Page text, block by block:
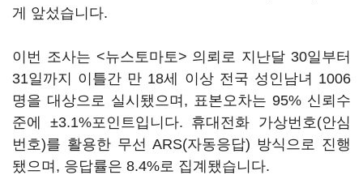
게 앞섰습니다.
이번 조사는 <뉴스토마토> 의뢰로 지난달 30일부터
31일까지 이틀간 만 18세 이상 전국 성인남녀 1006
명을 대상으로 실시됐으며, 표본오차는 95% 신뢰수
준에 ±3.1%포인트입니다. 휴대전화 가상번호(안심
번호)를 활용한 무선 ARS(자동응답) 방식으로 진행
됐으며, 응답률은 8.4%로 집계됐습니다.